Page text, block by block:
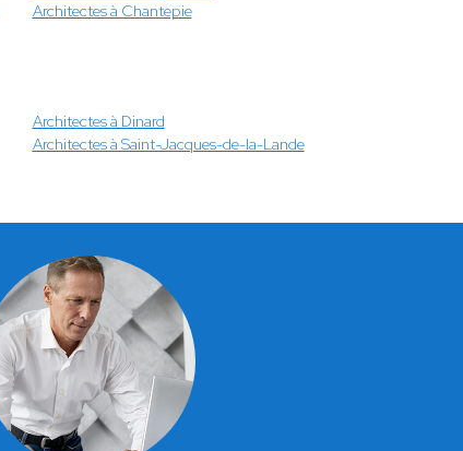
Architectes à Chantepie
Architectes à Dinard
Architectes à Saint-Jacques-de-la-Lande